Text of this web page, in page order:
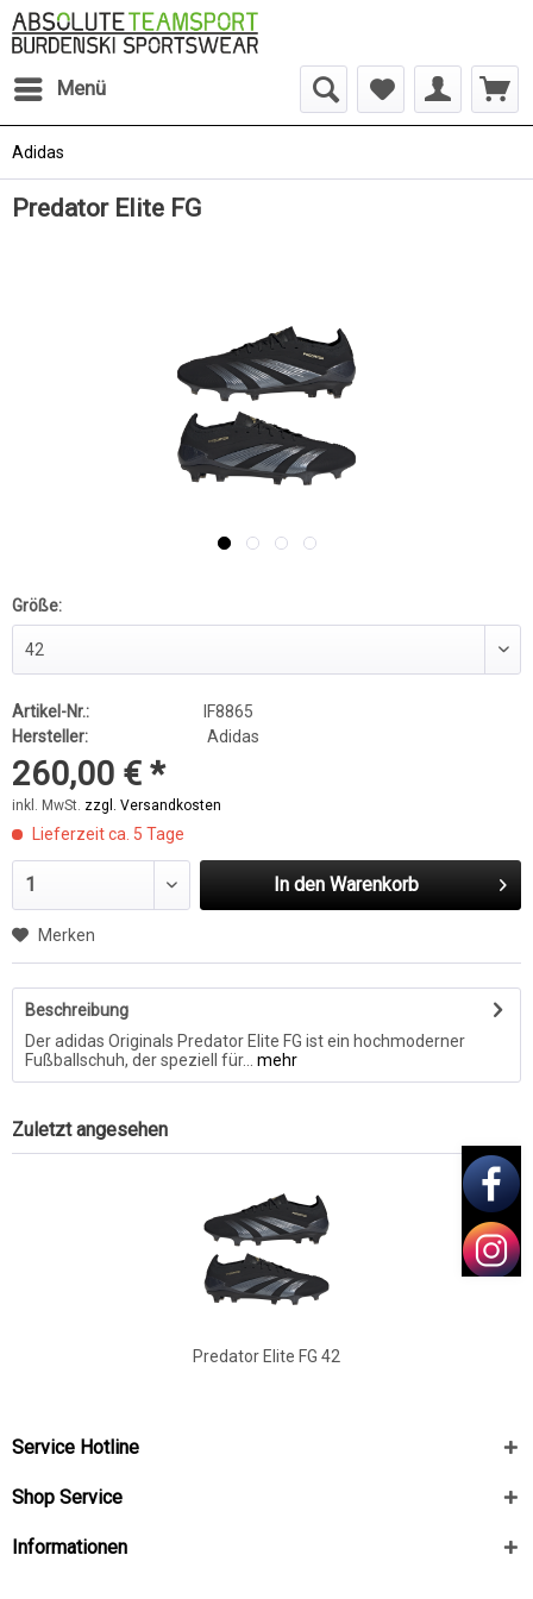
Menü
Adidas
Predator Elite FG
Größe:
Artikel-Nr.:
IF8865
Hersteller:
Adidas
260,00 € *
inkl. MwSt. zzgl. Versandkosten
Lieferzeit ca. 5 Tage
In den Warenkorb
Merken
Beschreibung
Der adidas Originals Predator Elite FG ist ein hochmoderner
Fußballschuh, der speziell für...
mehr
Zuletzt angesehen
Predator Elite FG 42
Service Hotline
Shop Service
Informationen